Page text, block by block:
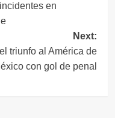
en
Next:
triunfo al América de
con gol de penal